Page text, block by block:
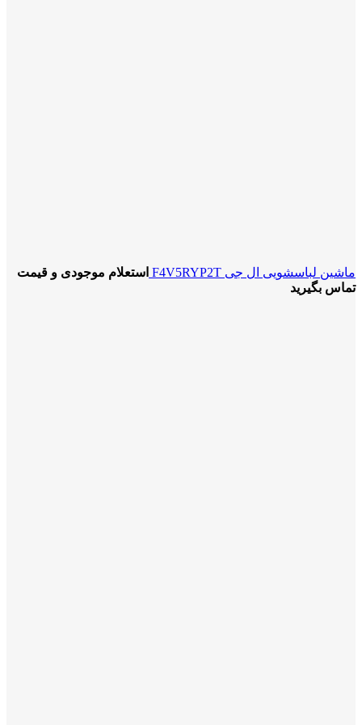
ماشین لباسشویی ال جی F4V5RYP2T
استعلام موجودی و قیمت
تماس بگیرید